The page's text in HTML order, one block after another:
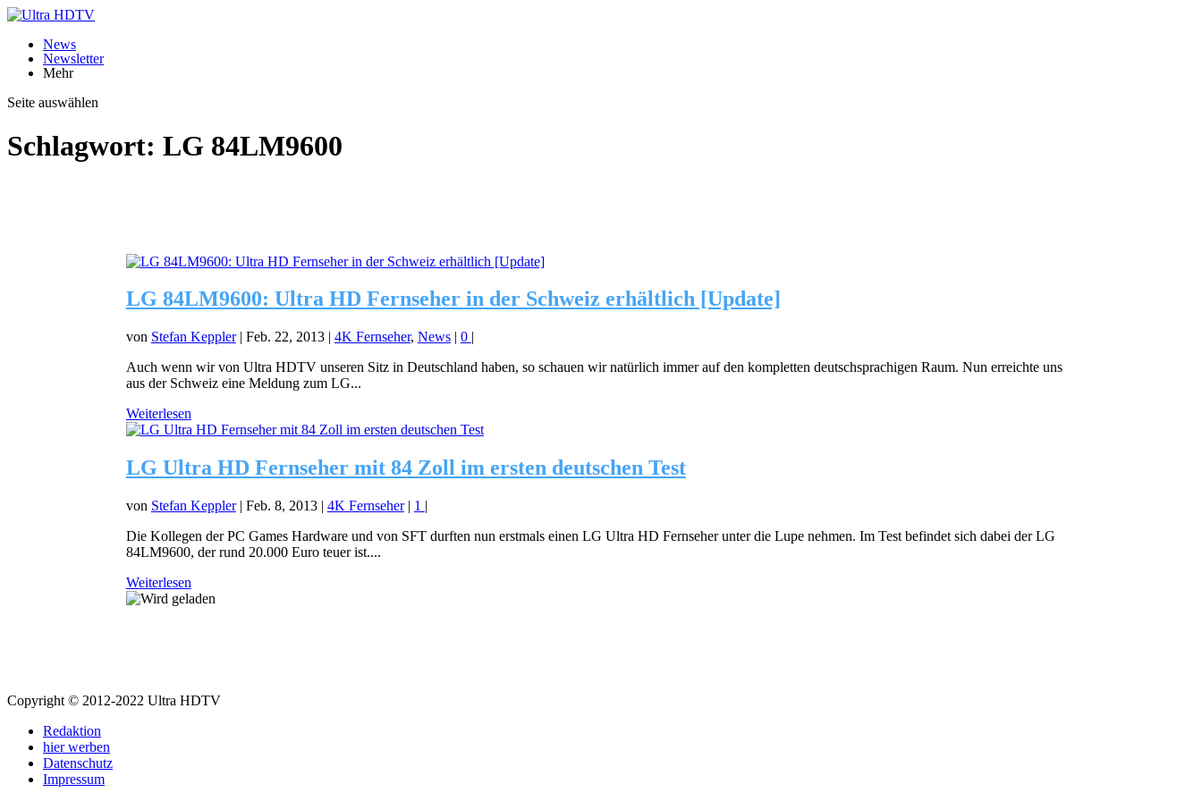
News
Newsletter
Mehr
Seite auswählen
Schlagwort: LG 84LM9600
LG 84LM9600: Ultra HD Fernseher in der Schweiz erhältlich [Update]
von Stefan Keppler| Feb. 22, 2013| 4K Fernseher, News| 0 |
Auch wenn wir von Ultra HDTV unseren Sitz in Deutschland haben, so schauen wir natürlich immer auf den kompletten deutschsprachigen Raum. Nun erreichte uns
aus der Schweiz eine Meldung zum LG...
Weiterlesen
LG Ultra HD Fernseher mit 84 Zoll im ersten deutschen Test
von Stefan Keppler| Feb. 8, 2013| 4K Fernseher| 1 |
Die Kollegen der PC Games Hardware und von SFT durften nun erstmals einen LG Ultra HD Fernseher unter die Lupe nehmen. Im Test befindet sich dabei der LG
84LM9600, der rund 20.000 Euro teuer ist....
Weiterlesen
Copyright © 2012-2022 Ultra HDTV
Redaktion
hier werben
Datenschutz
Impressum